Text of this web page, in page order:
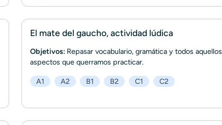
El mate del gaucho, actividad lúdica
Objetivos: Repasar vocabulario, gramática y todos aquellos
aspectos que querramos practicar.
A1 A2 B1 B2 C1 C2